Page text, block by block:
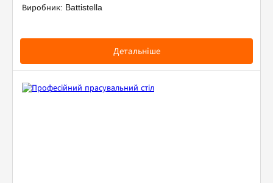
Виробник: Battistella
Детальніше